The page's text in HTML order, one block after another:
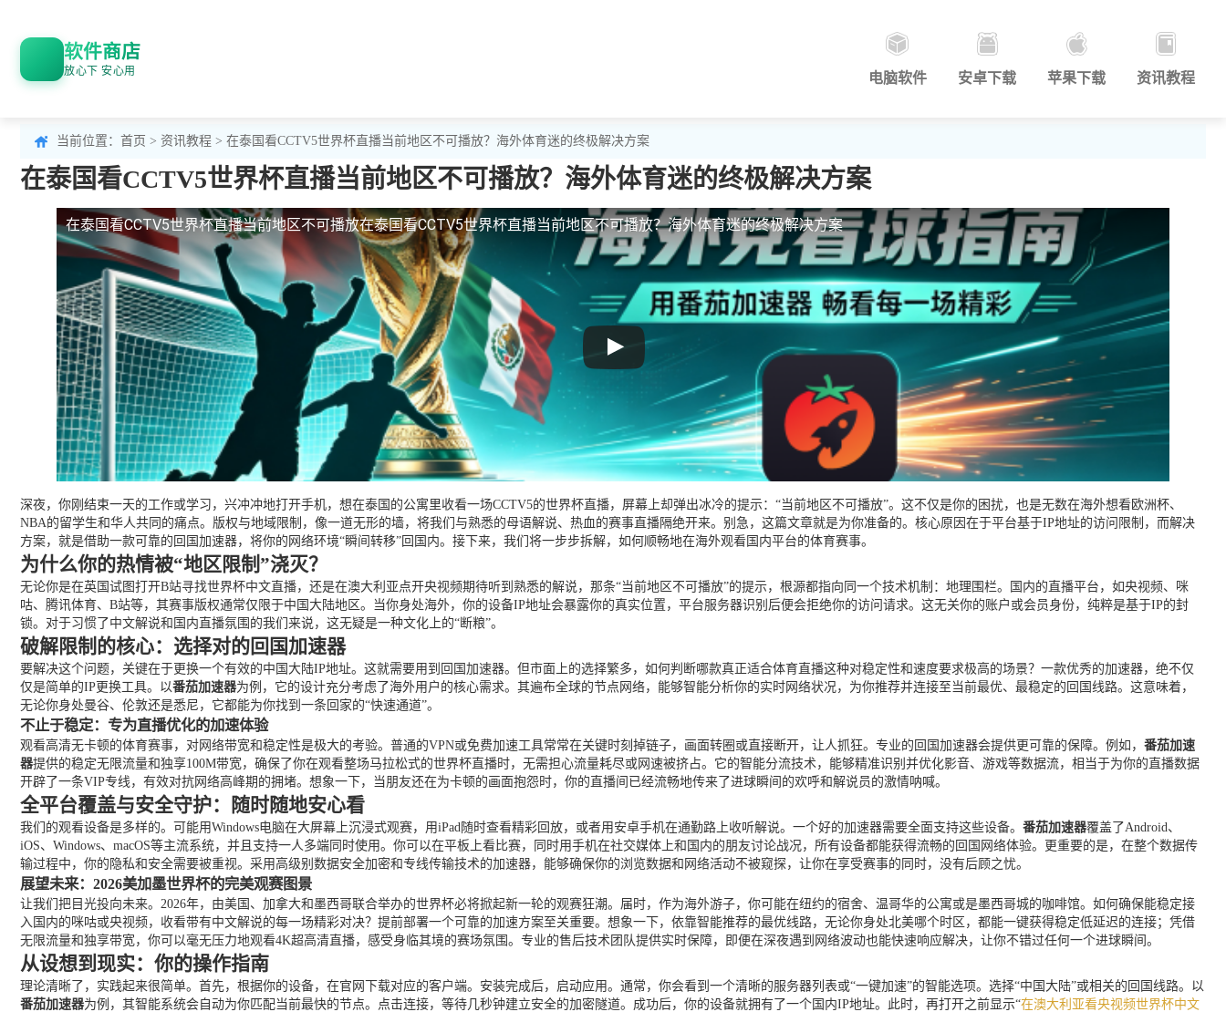
软件商店
放心下 安心用 电脑软件 安卓下载 苹果下载 资讯教程
当前位置： 首页 > 资讯教程 > 在泰国看CCTV5世界杯直播当前地区不可播放？海外体育迷的终极解决方案
在泰国看CCTV5世界杯直播当前地区不可播放？海外体育迷的终极解决方案
在泰国看CCTV5世界杯直播当前地区不可播放在泰国看CCTV5世界杯直播当前地区不可播放？海外体育迷的终极解决方案
深夜，你刚结束一天的工作或学习，兴冲冲地打开手机，想在泰国的公寓里收看一场CCTV5的世界杯直播，屏幕上却弹出冰冷的提示：“当前地区不可播放”。这不仅是你的困扰，也是无数在海外想看欧洲杯、
NBA的留学生和华人共同的痛点。版权与地域限制，像一道无形的墙，将我们与熟悉的母语解说、热血的赛事直播隔绝开来。别急，这篇文章就是为你准备的。核心原因在于平台基于IP地址的访问限制，而解决
方案，就是借助一款可靠的回国加速器，将你的网络环境“瞬间转移”回国内。接下来，我们将一步步拆解，如何顺畅地在海外观看国内平台的体育赛事。
为什么你的热情被“地区限制”浇灭？
无论你是在英国试图打开B站寻找世界杯中文直播，还是在澳大利亚点开央视频期待听到熟悉的解说，那条“当前地区不可播放”的提示，根源都指向同一个技术机制：地理围栏。国内的直播平台，如央视频、咪
咕、腾讯体育、B站等，其赛事版权通常仅限于中国大陆地区。当你身处海外，你的设备IP地址会暴露你的真实位置，平台服务器识别后便会拒绝你的访问请求。这无关你的账户或会员身份，纯粹是基于IP的封
锁。对于习惯了中文解说和国内直播氛围的我们来说，这无疑是一种文化上的“断粮”。
破解限制的核心：选择对的回国加速器
要解决这个问题，关键在于更换一个有效的中国大陆IP地址。这就需要用到回国加速器。但市面上的选择繁多，如何判断哪款真正适合体育直播这种对稳定性和速度要求极高的场景？一款优秀的加速器，绝不仅
仅是简单的IP更换工具。以番茄加速器为例，它的设计充分考虑了海外用户的核心需求。其遍布全球的节点网络，能够智能分析你的实时网络状况，为你推荐并连接至当前最优、最稳定的回国线路。这意味着，
无论你身处曼谷、伦敦还是悉尼，它都能为你找到一条回家的“快速通道”。
不止于稳定：专为直播优化的加速体验
观看高清无卡顿的体育赛事，对网络带宽和稳定性是极大的考验。普通的VPN或免费加速工具常常在关键时刻掉链子，画面转圈或直接断开，让人抓狂。专业的回国加速器会提供更可靠的保障。例如， 番茄加速
器提供的稳定无限流量和独享100M带宽，确保了你在观看整场马拉松式的世界杯直播时，无需担心流量耗尽或网速被挤占。它的智能分流技术，能够精准识别并优化影音、游戏等数据流，相当于为你的直播数据
开辟了一条VIP专线，有效对抗网络高峰期的拥堵。想象一下，当朋友还在为卡顿的画面抱怨时，你的直播间已经流畅地传来了进球瞬间的欢呼和解说员的激情呐喊。
全平台覆盖与安全守护：随时随地安心看
我们的观看设备是多样的。可能用Windows电脑在大屏幕上沉浸式观赛，用iPad随时查看精彩回放，或者用安卓手机在通勤路上收听解说。一个好的加速器需要全面支持这些设备。 番茄加速器覆盖了Android、
iOS、Windows、macOS等主流系统，并且支持一人多端同时使用。你可以在平板上看比赛，同时用手机在社交媒体上和国内的朋友讨论战况，所有设备都能获得流畅的回国网络体验。更重要的是，在整个数据传
输过程中，你的隐私和安全需要被重视。采用高级别数据安全加密和专线传输技术的加速器，能够确保你的浏览数据和网络活动不被窥探，让你在享受赛事的同时，没有后顾之忧。
展望未来：2026美加墨世界杯的完美观赛图景
让我们把目光投向未来。2026年，由美国、加拿大和墨西哥联合举办的世界杯必将掀起新一轮的观赛狂潮。届时，作为海外游子，你可能在纽约的宿舍、温哥华的公寓或是墨西哥城的咖啡馆。如何确保能稳定接
入国内的咪咕或央视频，收看带有中文解说的每一场精彩对决？提前部署一个可靠的加速方案至关重要。想象一下，依靠智能推荐的最优线路，无论你身处北美哪个时区，都能一键获得稳定低延迟的连接；凭借
无限流量和独享带宽，你可以毫无压力地观看4K超高清直播，感受身临其境的赛场氛围。专业的售后技术团队提供实时保障，即便在深夜遇到网络波动也能快速响应解决，让你不错过任何一个进球瞬间。
从设想到现实：你的操作指南
理论清晰了，实践起来很简单。首先，根据你的设备，在官网下载对应的客户端。安装完成后，启动应用。通常，你会看到一个清晰的服务器列表或“一键加速”的智能选项。选择“中国大陆”或相关的回国线路。以
番茄加速器为例，其智能系统会自动为你匹配当前最快的节点。点击连接，等待几秒钟建立安全的加密隧道。成功后，你的设备就拥有了一个国内IP地址。此时，再打开之前显示“在澳大利亚看央视频世界杯中文